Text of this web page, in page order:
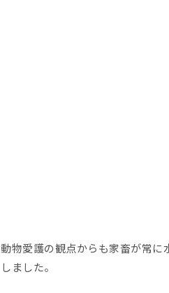
動物愛護の観点からも家畜が常に
しました。